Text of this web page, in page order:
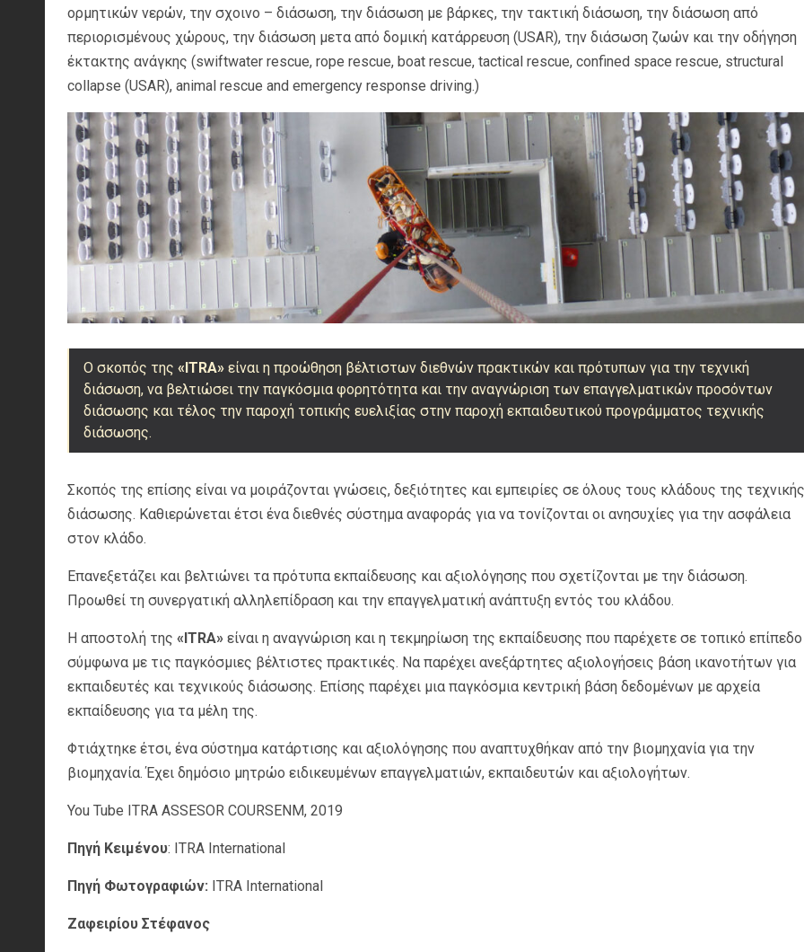
ορμητικών νερών, την σχοινο – διάσωση, την διάσωση με βάρκες, την τακτική διάσωση, την διάσωση από
περιορισμένους χώρους, την διάσωση μετα από δομική κατάρρευση (USAR), την διάσωση ζωών και την οδήγηση
έκτακτης ανάγκης (swiftwater rescue, rope rescue, boat rescue, tactical rescue, confined space rescue, structural
collapse (USAR), animal rescue and emergency response driving.)
Ο σκοπός της«ITRA» είναι η προώθηση βέλτιστων διεθνών πρακτικών και πρότυπων για την τεχνική
διάσωση, να βελτιώσει την παγκόσμια φορητότητα και την αναγνώριση των επαγγελματικών προσόντων
διάσωσης και τέλος την παροχή τοπικής ευελιξίας στην παροχή εκπαιδευτικού προγράμματος τεχνικής
διάσωσης.
Σκοπός της επίσης είναι να μοιράζονται γνώσεις, δεξιότητες και εμπειρίες σε όλους τους κλάδους της τεχνικής
διάσωσης. Καθιερώνεται έτσι ένα διεθνές σύστημα αναφοράς για να τονίζονται οι ανησυχίες για την ασφάλεια
στον κλάδο.
Επανεξετάζει και βελτιώνει τα πρότυπα εκπαίδευσης και αξιολόγησης που σχετίζονται με την διάσωση.
Προωθεί τη συνεργατική αλληλεπίδραση και την επαγγελματική ανάπτυξη εντός του κλάδου.
Η αποστολή της «ITRA» είναι η αναγνώριση και η τεκμηρίωση της εκπαίδευσης που παρέχετε σε τοπικό επίπεδο
σύμφωνα με τις παγκόσμιες βέλτιστες πρακτικές. Να παρέχει ανεξάρτητες αξιολογήσεις βάση ικανοτήτων για
εκπαιδευτές και τεχνικούς διάσωσης. Επίσης παρέχει μια παγκόσμια κεντρική βάση δεδομένων με αρχεία
εκπαίδευσης για τα μέλη της.
Φτιάχτηκε έτσι, ένα σύστημα κατάρτισης και αξιολόγησης που αναπτυχθήκαν από την βιομηχανία για την
βιομηχανία. Έχει δημόσιο μητρώο ειδικευμένων επαγγελματιών, εκπαιδευτών και αξιολογήτων.
You Tube ITRA ASSESOR COURSENM, 2019
Πηγή Κειμένου: ITRA International
Πηγή Φωτογραφιών: ITRA International
Ζαφειρίου Στέφανος